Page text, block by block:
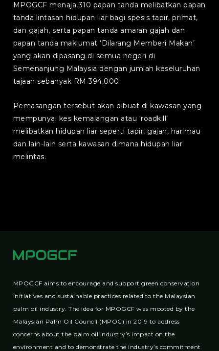
MPOGCF menaja 310 papan tanda melibatkan papan
tanda lintasan hidupan liar bagi spesis tapir, primat,
dan gajah, serta papan tanda amaran gajah dan
papan tanda maklumat ‘Dilarang Memberi Makan’
yang akan dipasang di semua negeri di
Semenanjung Malaysia dengan jumlah keseluruhan
tajaan sebanyak RM 394,000.
Pemasangan tersebut akan dibuat di kawasan yang
mempunyai kes kemalangan atau ‘roadkill’
melibatkan hidupan liar seperti tapir, gajah, harimau
dan lain-lain serta kawasan dimana hidupan liar
melintas.
MPOGCF aims to encourage and support green conservation
initiatives and sustainable practices related to the Malaysian
palm oil industry. The idea for MPOGCF was mooted by the
Malaysian Palm Oil Council (MPOC) in 2019 to address
concerns about the palm oil industry’s impact on the
environment and to demonstrate the industry’s commitment